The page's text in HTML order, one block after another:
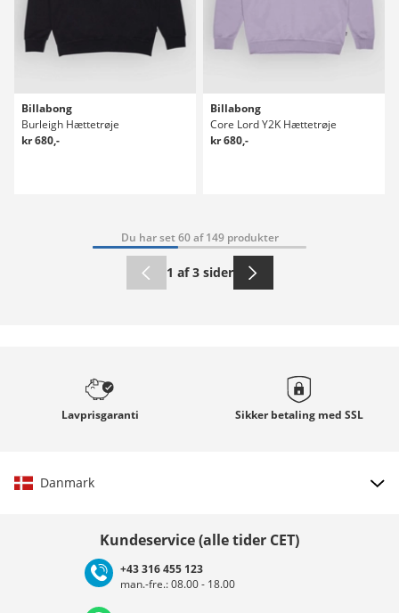
Billabong
Burleigh Hættetrøje
kr 680,-
Billabong
Core Lord Y2K Hættetrøje
kr 680,-
Du har set 60 af 149 produkter
1 af 3 sider
Lavprisgaranti Sikker betaling med SSL
Danmark
Deutschland Österreich
Kundeservice (alle tider CET)
+43 316 455 123
man.-fre.: 08.00 - 18.00